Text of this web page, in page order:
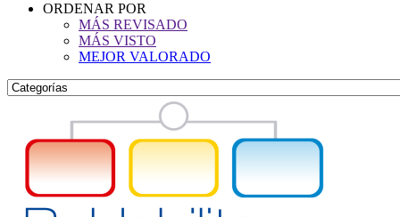
ORDENAR POR
MÁS REVISADO
MÁS VISTO
MEJOR VALORADO